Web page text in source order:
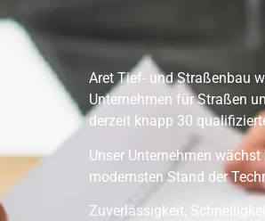
Aret Tief- und Straßenbau
Unternehmen für Straßen
derzeit knapp 30
Unser Unternehmen
modernsten Stand der
Zuverlässigkeit,